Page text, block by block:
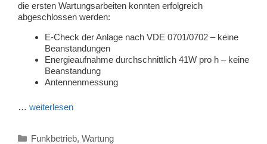
die ersten Wartungsarbeiten konnten erfolgreich
abgeschlossen werden:
E-Check der Anlage nach VDE 0701/0702 – keine
Beanstandungen
Energieaufnahme durchschnittlich 41W pro h – keine
Beanstandung
Antennenmessung
… weiterlesen
Kategorien
Funkbetrieb, Wartung